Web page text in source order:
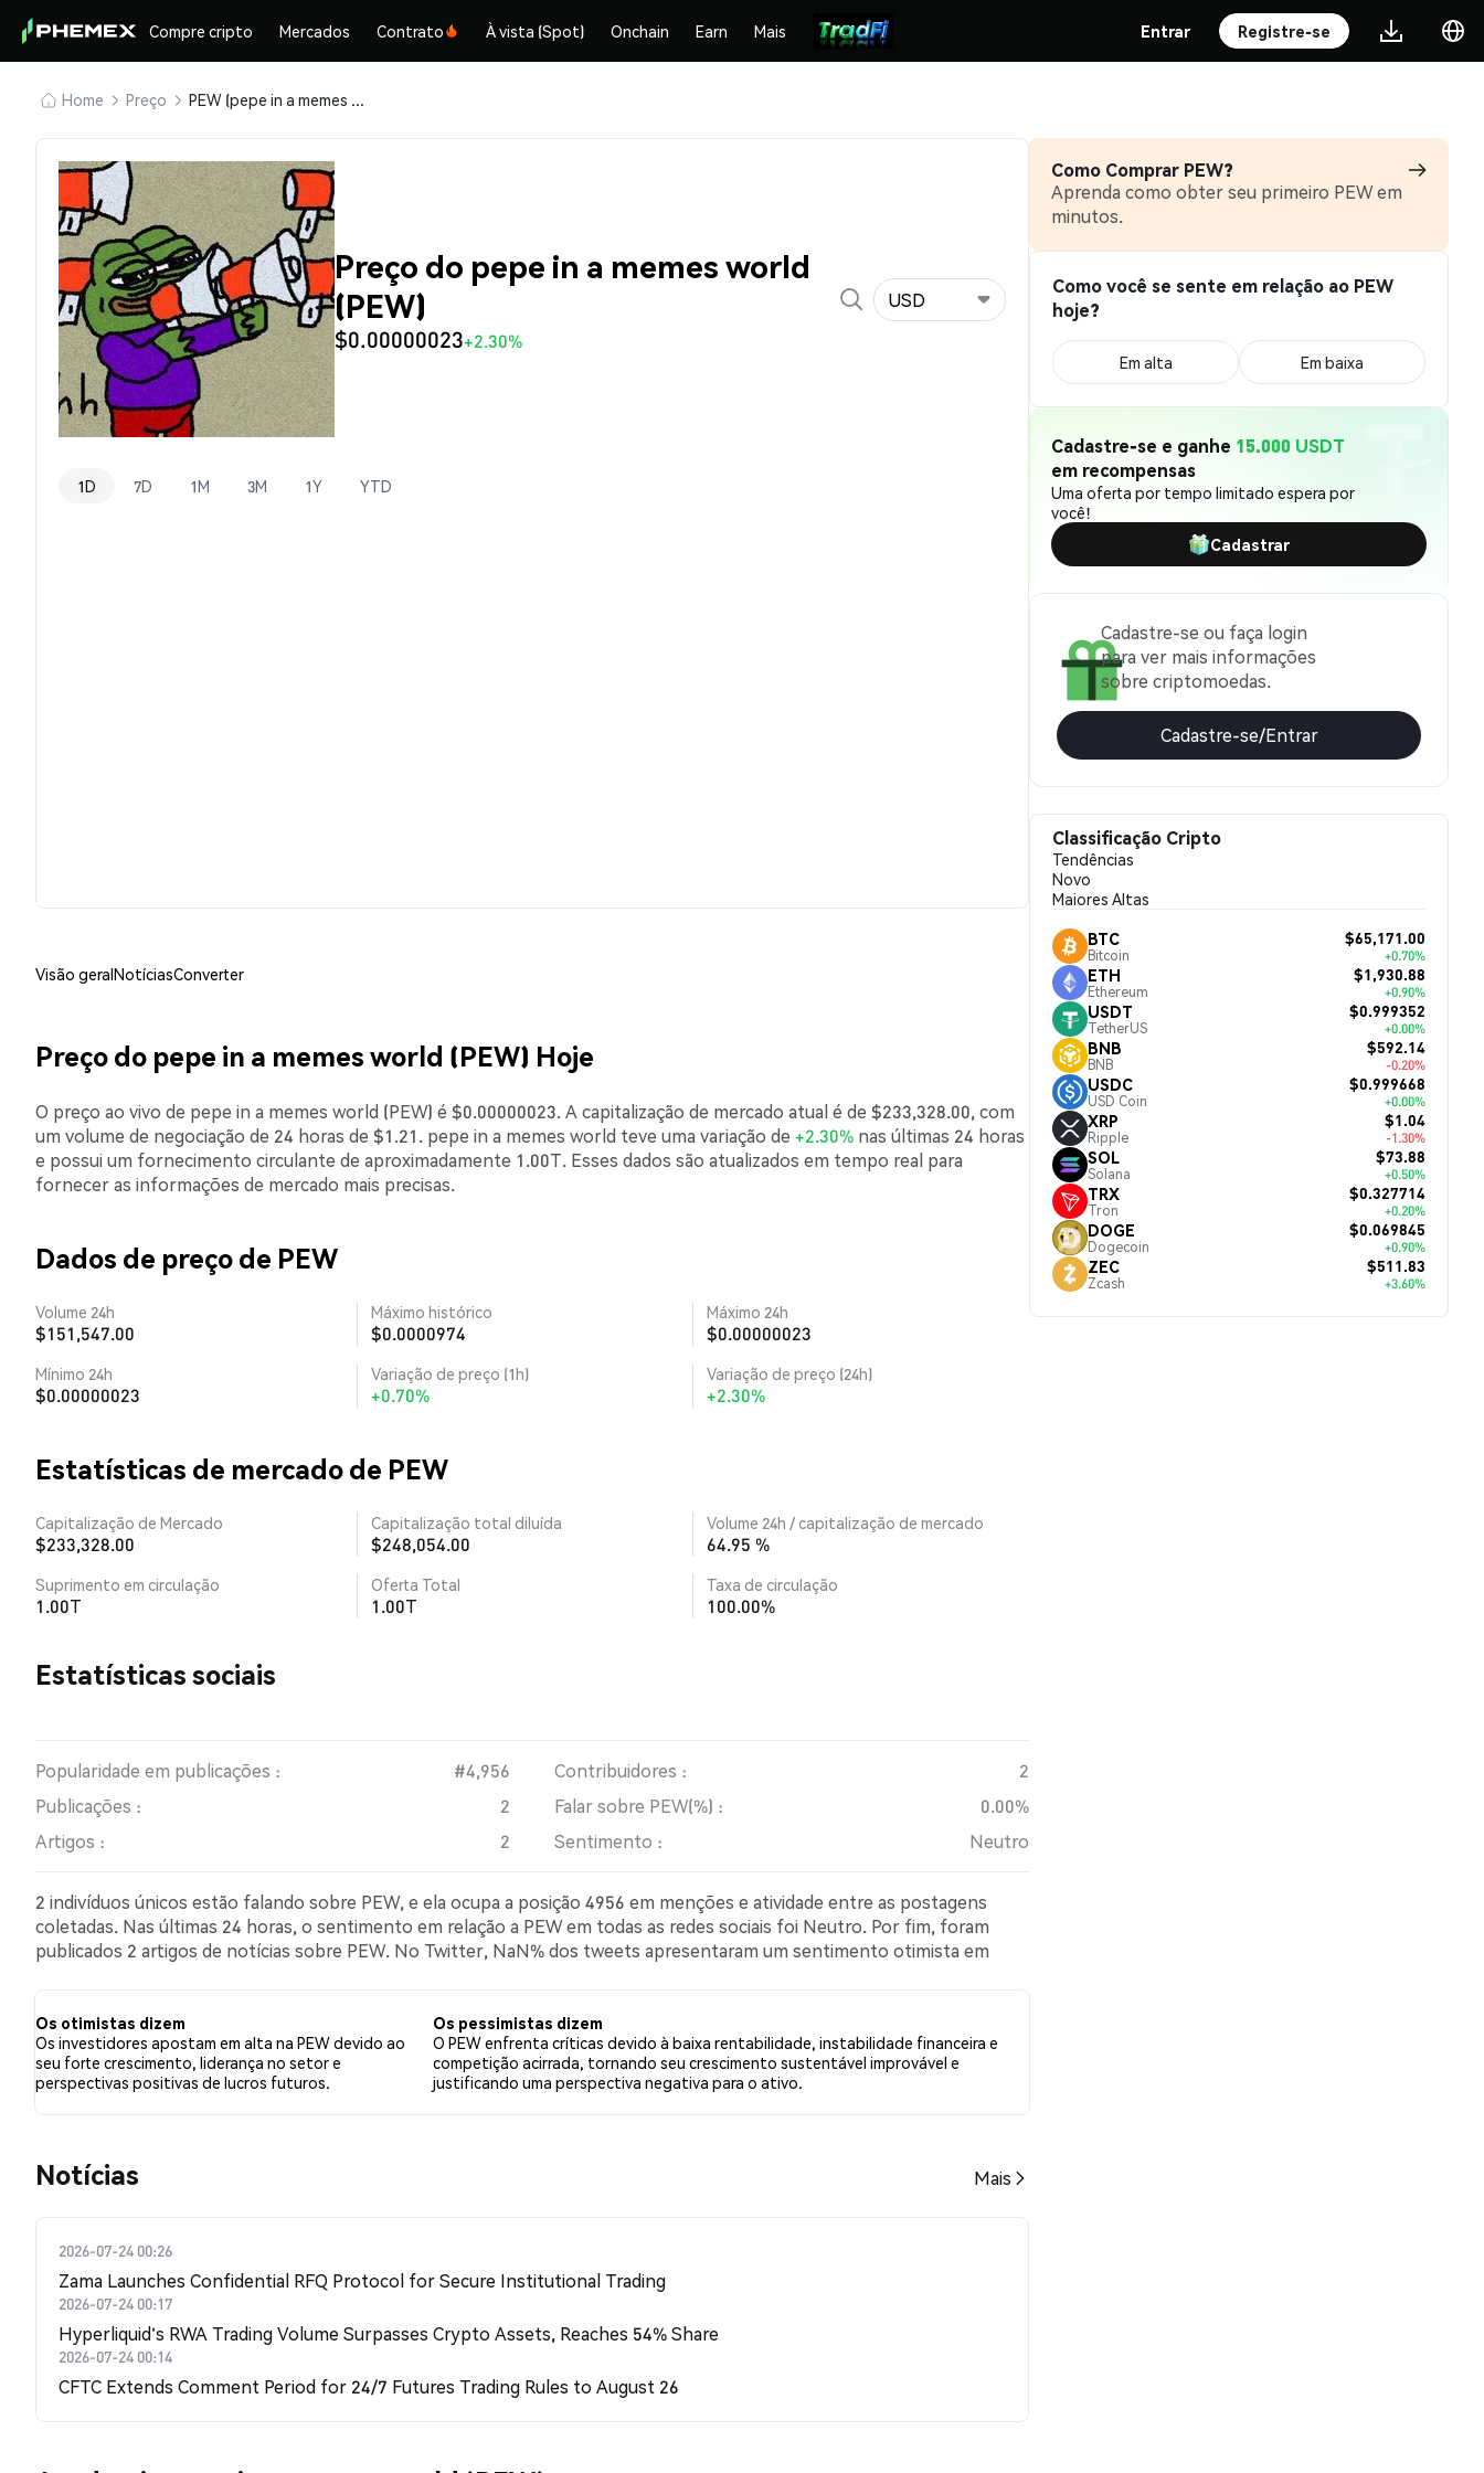
Compre cripto Mercados Contrato À vista (Spot) Onchain Earn Mais Entrar Registre-se
Home Preço PEW (pepe in a memes world)
Preço do pepe in a memes world
(PEW)
$0.00000023+2.30%
USD
1D 7D 1M 3M 1Y YTD
Visão geralNotíciasConverter
Preço do pepe in a memes world (PEW) Hoje
O preço ao vivo de pepe in a memes world (PEW) é $0.00000023. A capitalização de mercado atual é de $233,328.00, com
um volume de negociação de 24 horas de $1.21. pepe in a memes world teve uma variação de +2.30% nas últimas 24 horas
e possui um fornecimento circulante de aproximadamente 1.00T. Esses dados são atualizados em tempo real para
fornecer as informações de mercado mais precisas.
Dados de preço de PEW
Volume 24h
$151,547.00
Máximo histórico
$0.0000974
Máximo 24h
$0.00000023
Mínimo 24h
$0.00000023
Variação de preço (1h)
+0.70%
Variação de preço (24h)
+2.30%
Estatísticas de mercado de PEW
Capitalização de Mercado
$233,328.00
Capitalização total diluída
$248,054.00
Volume 24h / capitalização de mercado
64.95 %
Suprimento em circulação
1.00T
Oferta Total
1.00T
Taxa de circulação
100.00%
Estatísticas sociais
Popularidade em publicações : #4,956 Contribuidores :
2
Publicações :
2 Falar sobre PEW(%) :
0.00%
Artigos :
2 Sentimento : Neutro
2 indivíduos únicos estão falando sobre PEW, e ela ocupa a posição 4956 em menções e atividade entre as postagens
coletadas. Nas últimas 24 horas, o sentimento em relação a PEW em todas as redes sociais foi Neutro. Por fim, foram
publicados 2 artigos de notícias sobre PEW. No Twitter, NaN% dos tweets apresentaram um sentimento otimista em
Os otimistas dizem
Os investidores apostam em alta na PEW devido ao
seu forte crescimento, liderança no setor e
perspectivas positivas de lucros futuros.
Os pessimistas dizem
O PEW enfrenta críticas devido à baixa rentabilidade, instabilidade financeira e
competição acirrada, tornando seu crescimento sustentável improvável e
justificando uma perspectiva negativa para o ativo.
​​Notícias​​ Mais
2026-07-24 00:26
Zama Launches Confidential RFQ Protocol for Secure Institutional Trading
2026-07-24 00:17
Hyperliquid's RWA Trading Volume Surpasses Crypto Assets, Reaches 54% Share
2026-07-24 00:14
CFTC Extends Comment Period for 24/7 Futures Trading Rules to August 26
Como Comprar PEW?
Aprenda como obter seu primeiro PEW em
minutos.
Como você se sente em relação ao PEW
hoje?
Em alta Em baixa
Cadastre-se e ganhe 15.000 USDT
em recompensas
Uma oferta por tempo limitado espera por
você!
Cadastrar
Cadastre-se ou faça login
para ver mais informações
sobre criptomoedas.
Cadastre-se/Entrar
Classificação Cripto
Tendências
Novo
Maiores Altas
BTC
Bitcoin
$65,171.00
+0.70%
ETH
Ethereum
$1,930.88
+0.90%
USDT
TetherUS
$0.999352
+0.00%
BNB
BNB
$592.14
-0.20%
USDC
USD Coin
$0.999668
+0.00%
XRP
Ripple
$1.04
-1.30%
SOL
Solana
$73.88
+0.50%
TRX
Tron
$0.327714
+0.20%
DOGE
Dogecoin
$0.069845
+0.90%
ZEC
Zcash
$511.83
+3.60%